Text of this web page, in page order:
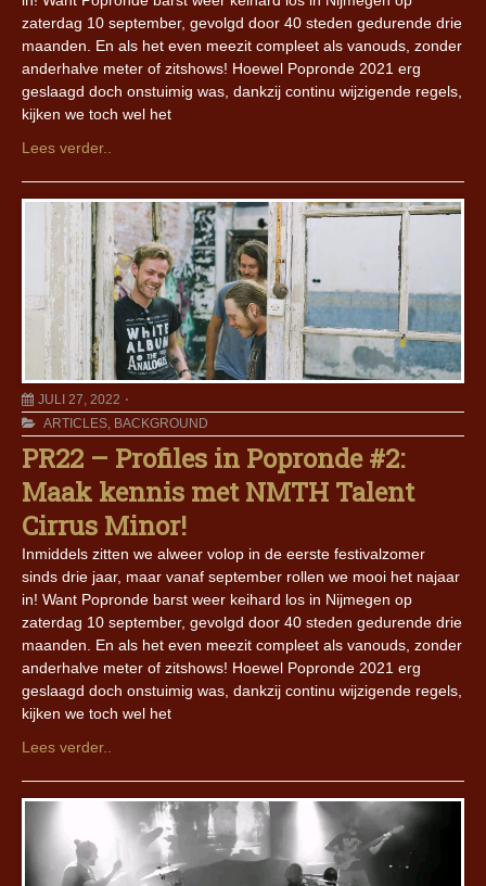
zaterdag 10 september, gevolgd door 40 steden gedurende drie
maanden. En als het even meezit compleet als vanouds, zonder
anderhalve meter of zitshows! Hoewel Popronde 2021 erg
geslaagd doch onstuimig was, dankzij continu wijzigende regels,
kijken we toch wel het
Lees verder..
JULI 27, 2022
ARTICLES, BACKGROUND
PR22 – Profiles in Popronde #2:
Maak kennis met NMTH Talent
Cirrus Minor!
Inmiddels zitten we alweer volop in de eerste festivalzomer
sinds drie jaar, maar vanaf september rollen we mooi het najaar
in! Want Popronde barst weer keihard los in Nijmegen op
zaterdag 10 september, gevolgd door 40 steden gedurende drie
maanden. En als het even meezit compleet als vanouds, zonder
anderhalve meter of zitshows! Hoewel Popronde 2021 erg
geslaagd doch onstuimig was, dankzij continu wijzigende regels,
kijken we toch wel het
Lees verder..